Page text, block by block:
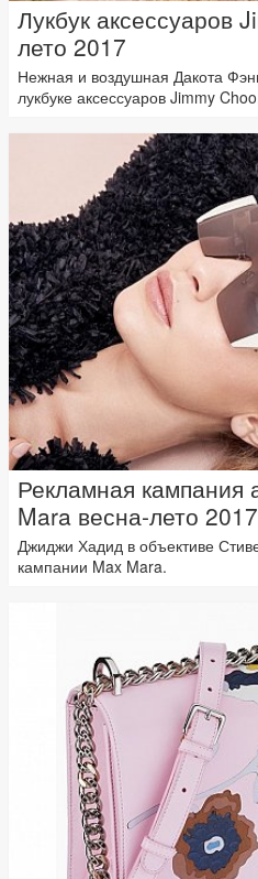
Лукбук аксессуаров
лето 2017
Нежная и воздушная Дакота
лукбуке аксессуаров Jimmy
Рекламная кампания
Mara весна-лето 2017
Джиджи Хадид в объективе
кампании Max Mara.